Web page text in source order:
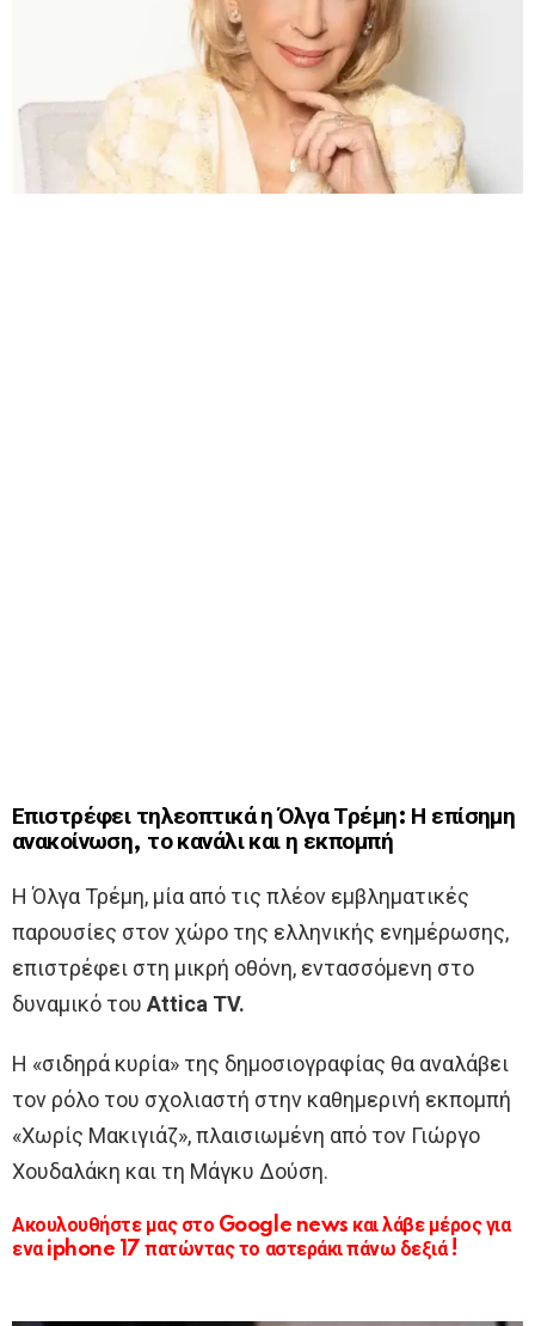
Επιστρέφει τηλεοπτικά η Όλγα Τρέμη: Η επίσημη
ανακοίνωση, το κανάλι και η εκπομπή
Η Όλγα Τρέμη, μία από τις πλέον εμβληματικές
παρουσίες στον χώρο της ελληνικής ενημέρωσης,
επιστρέφει στη μικρή οθόνη, εντασσόμενη στο
δυναμικό του Attica TV.
Η «σιδηρά κυρία» της δημοσιογραφίας θα αναλάβει
τον ρόλο του σχολιαστή στην καθημερινή εκπομπή
«Χωρίς Μακιγιάζ», πλαισιωμένη από τον Γιώργο
Χουδαλάκη και τη Μάγκυ Δούση.
Ακουλουθήστε μας στο Google news και λάβε μέρος για
ενα iphone 17 πατώντας το αστεράκι πάνω δεξιά !